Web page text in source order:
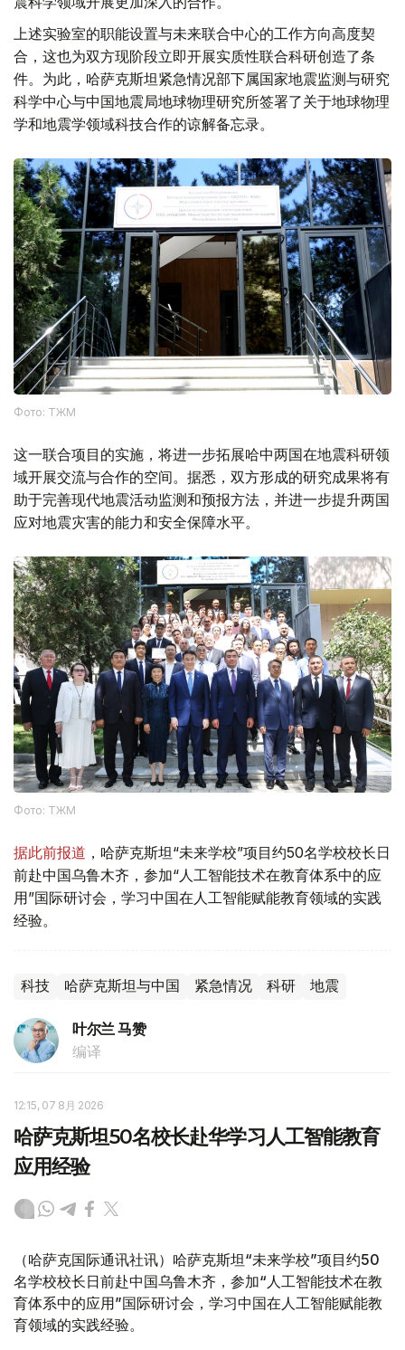
上述实验室的职能设置与未来联合中心的工作方向高度契
合，这也为双方现阶段立即开展实质性联合科研创造了条
件。为此，哈萨克斯坦紧急情况部下属国家地震监测与研究
科学中心与中国地震局地球物理研究所签署了关于地球物理
学和地震学领域科技合作的谅解备忘录。
Фото: ТЖМ
这一联合项目的实施，将进一步拓展哈中两国在地震科研领
域开展交流与合作的空间。据悉，双方形成的研究成果将有
助于完善现代地震活动监测和预报方法，并进一步提升两国
应对地震灾害的能力和安全保障水平。
Фото: ТЖМ
据此前报道 ，哈萨克斯坦“未来学校”项目约50名学校校长日
前赴中国乌鲁木齐，参加“人工智能技术在教育体系中的应
用”国际研讨会，学习中国在人工智能赋能教育领域的实践
经验。
科技 哈萨克斯坦与中国 紧急情况 科研 地震
叶尔兰 马赞
编译
12:15, 07 8月 2026
哈萨克斯坦50名校长赴华学习人工智能教育
应用经验
（哈萨克国际通讯社讯）哈萨克斯坦“未来学校”项目约50
名学校校长日前赴中国乌鲁木齐，参加“人工智能技术在教
育体系中的应用”国际研讨会，学习中国在人工智能赋能教
育领域的实践经验。